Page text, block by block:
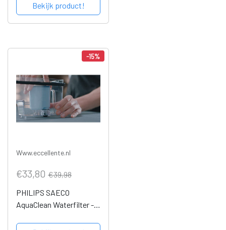
Bekijk product!
-15%
Www.eccellente.nl
€33,80 €39,98
PHILIPS SAECO
AquaClean Waterfilter - 2